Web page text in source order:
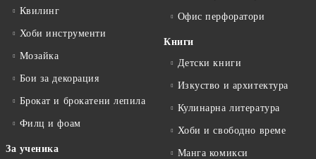
Квилинг
Хоби инструменти
Мозайка
Бои за декорация
Брокат и брокатени лепила
Филц и фоам
За ученика
Офис перфоратори
Книги
Детски книги
Изкуство и архитектура
Кулинарна литература
Хоби и свободно време
Манга комикси